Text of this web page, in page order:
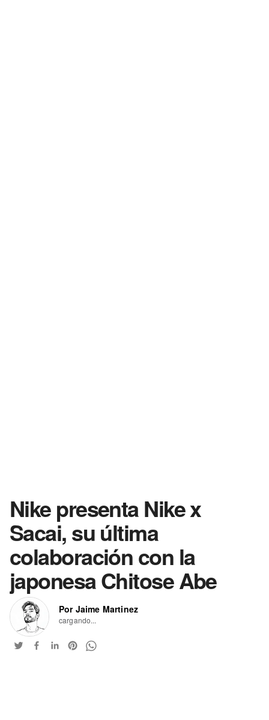
Nike presenta Nike x
Sacai, su última
colaboración con la
japonesa Chitose Abe
Por Jaime Martinez
cargando...